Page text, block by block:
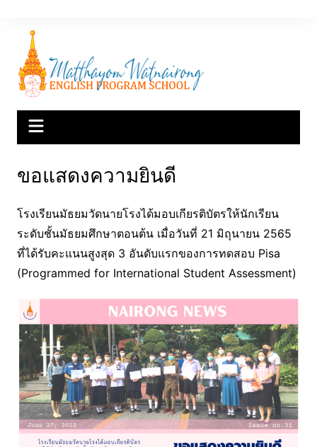
content
ขอแสดงความยินดี
โรงเรียนมัธยมวัดนายโรงได้มอบเกียรติบัตรให้นักเรียน
ระดับชั้นมัธยมศึกษาตอนต้น เมื่อวันที่ 21 มิถุนายน 2565
ที่ได้รับคะแนนสูงสุด 3 อันดับแรกของการทดสอบ Pisa
(Programmed for International Student Assessment)